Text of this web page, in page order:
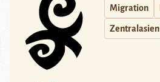
Migration
Zentralasien